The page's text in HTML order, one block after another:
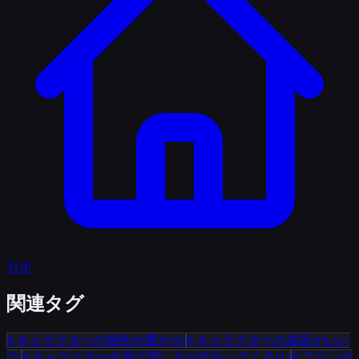
TOP
関連タグ
# キャラクターの個性が豊か(2)# キャラクターの成長がいい